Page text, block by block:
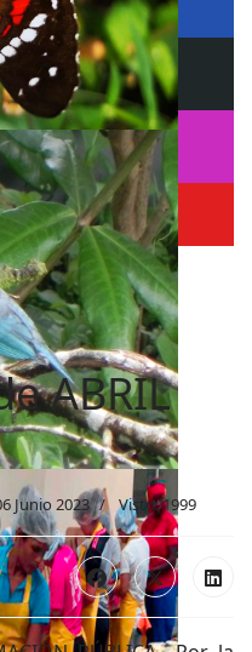
ABRIL
Junio 2023 Visto: 1999